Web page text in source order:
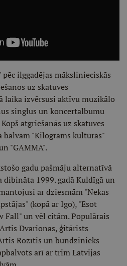
pēc ilggadējas mākslinieciskās
uz skatuves
laika izvērsusi aktīvu muzikālo
singlus un koncertalbumu
atgriešanās uz skatuves
"Kilograms kultūras"
"GAMMA".
gadu pašmāju alternatīvā
dibināta 1999. gadā Kuldīgā un
ar dziesmām "Nekas
(kopā ar Igo), "Esot
Fall" un vēl citām. Populārais
Dvarionas, ģitārists
Rozītis un bundzinieks
arī ar trim Latvijas